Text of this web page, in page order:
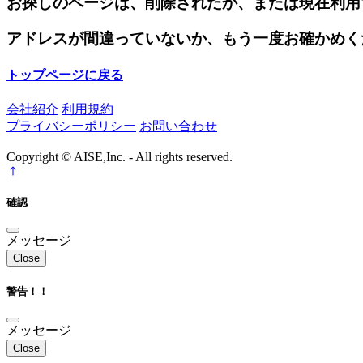
アドレスが間違っていないか、もう一度お確かめ
トップページに戻る
会社紹介 利用規約
プライバシーポリシー お問い合わせ
Copyright © AISE,Inc. - All rights reserved.
確認
メッセージ
Close
警告！！
メッセージ
Close